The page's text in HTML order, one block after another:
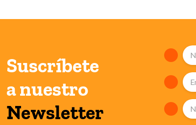
Suscríbete
a nuestro
Newsletter